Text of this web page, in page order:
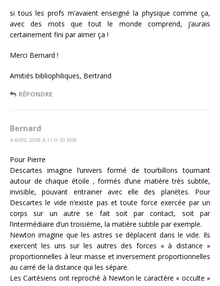
si tous les profs m’avaient enseigné la physique comme ça,
avec des mots que tout le monde comprend, j’aurais
certainement fini par aimer ça !
Merci Bernard !
Amitiés bibliophiliques, Bertrand
RÉPONDRE
Bernard
4 AVRIL 2008 Á 11 H 30 MIN
Pour Pierre
Descartes imagine l’univers formé de tourbillons tournant
autour de chaque étoile , formés d’une matière très subtile,
invisible, pouvant entrainer avec elle des planètes. Pour
Descartes le vide n’existe pas et toute force exercée par un
corps sur un autre se fait soit par contact, soit par
l’intermédiaire d’un troisième, la matière subtile par exemple.
Newton imagine que les astres se déplacent dans le vide. Ils
exercent les uns sur les autres des forces « à distance »
proportionnelles à leur masse et inversement proportionnelles
au carré de la distance qui les sépare.
Les Cartésiens ont reproché à Newton le caractère « occulte »